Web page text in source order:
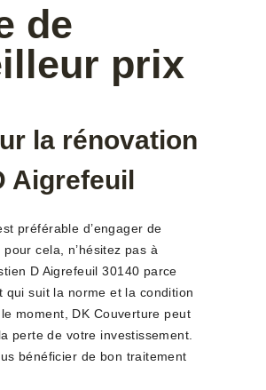
de
prix
la rénovation
Aigrefeuil
préférable d’engager de
cela, n’hésitez pas à
D Aigrefeuil 30140 parce
qui suit la norme et la condition
moment, DK Couverture peut
perte de votre investissement.
bénéficier de bon traitement